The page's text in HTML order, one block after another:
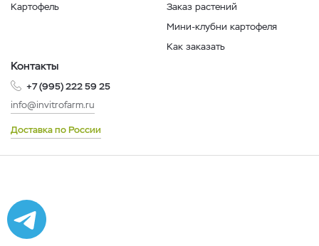
Картофель
Заказ растений
Мини-клубни картофеля
Как заказать
Контакты
+7 (995) 222 59 25
info@invitrofarm.ru
Доставка по России